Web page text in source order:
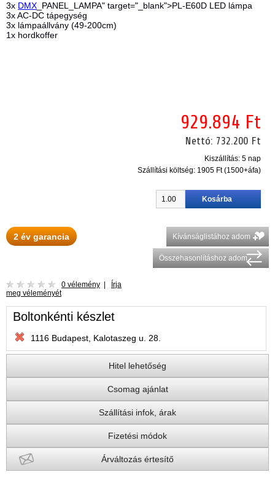
3x DMX _PANEL_LAMPA" target="_blank">PL-E60D LED lámpa
3x AC-DC tápegység
3x lámpaállvány (49-200cm)
1x hordkoffer
929.894 Ft
Nettó: 732.200 Ft
Kiszállítás: 5 nap
Szállítási költség: 1905 Ft (1500+áfa)
2 év garancia Kívánságlistához adom
Összehasonlításhoz adom
0 vélemény
Írja
meg véleményét
Boltonkénti készlet
1116 Budapest, Kalotaszeg u. 28.
Hitel lehetőség
Csomag ajánlat
Szállítási infok, árak
Fizetési módok
Árváltozás értesítő